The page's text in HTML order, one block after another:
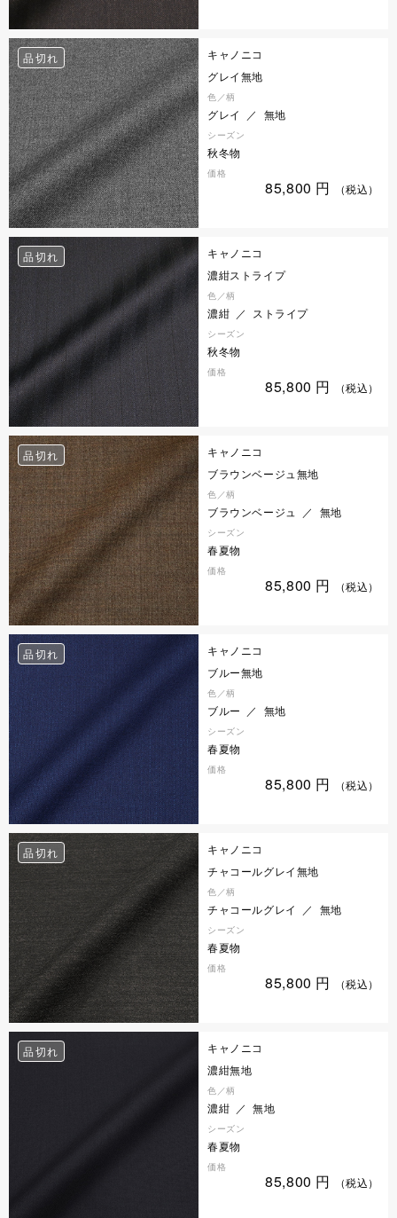
品切れ
キャノニコ
グレイ無地
色／柄
グレイ ／ 無地
シーズン
秋冬物
価格
85,800 円 （税込）
品切れ
キャノニコ
濃紺ストライプ
色／柄
濃紺 ／ ストライプ
シーズン
秋冬物
価格
85,800 円 （税込）
品切れ
キャノニコ
ブラウンベージュ無地
色／柄
ブラウンベージュ ／ 無地
シーズン
春夏物
価格
85,800 円 （税込）
品切れ
キャノニコ
ブルー無地
色／柄
ブルー ／ 無地
シーズン
春夏物
価格
85,800 円 （税込）
品切れ
キャノニコ
チャコールグレイ無地
色／柄
チャコールグレイ ／ 無地
シーズン
春夏物
価格
85,800 円 （税込）
品切れ
キャノニコ
濃紺無地
色／柄
濃紺 ／ 無地
シーズン
春夏物
価格
85,800 円 （税込）